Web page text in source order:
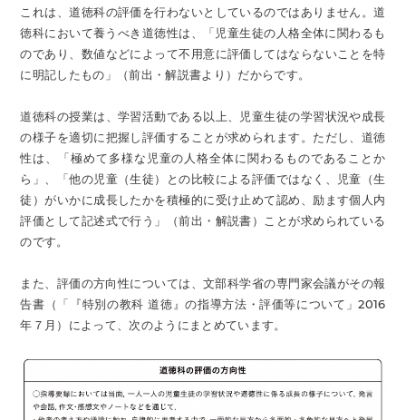
これは、道徳科の評価を行わないとしているのではありません。道
徳科において養うべき道徳性は、「児童生徒の人格全体に関わるも
のであり、数値などによって不用意に評価してはならないことを特
に明記したもの」（前出・解説書より）だからです。
道徳科の授業は、学習活動である以上、児童生徒の学習状況や成長
の様子を適切に把握し評価することが求められます。ただし、道徳
性は、「極めて多様な児童の人格全体に関わるものであることか
ら」、「他の児童（生徒）との比較による評価ではなく、児童（生
徒）がいかに成長したかを積極的に受け止めて認め、励ます個人内
評価として記述式で行う」（前出・解説書）ことが求められている
のです。
また、評価の方向性については、文部科学省の専門家会議がその報
告書（「『特別の教科 道徳』の指導方法・評価等について」2016
年７月）によって、次のようにまとめています。